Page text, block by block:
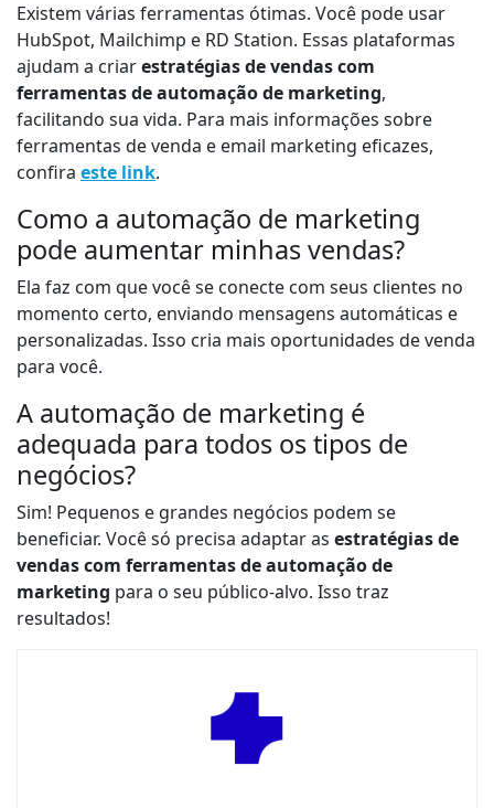
Existem várias ferramentas ótimas. Você pode usar
HubSpot, Mailchimp e RD Station. Essas plataformas
ajudam a criarestratégias de vendas com
ferramentas de automação de marketing,
facilitando sua vida. Para mais informações sobre
ferramentas de venda e email marketing eficazes,
confira este link.
Como a automação de marketing
pode aumentar minhas vendas?
Ela faz com que você se conecte com seus clientes no
momento certo, enviando mensagens automáticas e
personalizadas. Isso cria mais oportunidades de venda
para você.
A automação de marketing é
adequada para todos os tipos de
negócios?
Sim! Pequenos e grandes negócios podem se
beneficiar. Você só precisa adaptar as estratégias de
vendas com ferramentas de automação de
marketing para o seu público-alvo. Isso traz
resultados!